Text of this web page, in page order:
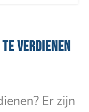
VERDIENEN
Er zijn